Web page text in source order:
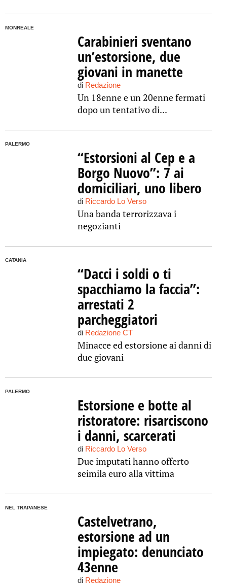
MONREALE
Carabinieri sventano
un’estorsione, due
giovani in manette
di Redazione
Un 18enne e un 20enne fermati
dopo un tentativo di...
PALERMO
“Estorsioni al Cep e a
Borgo Nuovo”: 7 ai
domiciliari, uno libero
di Riccardo Lo Verso
Una banda terrorizzava i
negozianti
CATANIA
“Dacci i soldi o ti
spacchiamo la faccia”:
arrestati 2
parcheggiatori
di Redazione CT
Minacce ed estorsione ai danni di
due giovani
PALERMO
Estorsione e botte al
ristoratore: risarciscono
i danni, scarcerati
di Riccardo Lo Verso
Due imputati hanno offerto
seimila euro alla vittima
NEL TRAPANESE
Castelvetrano,
estorsione ad un
impiegato: denunciato
43enne
di Redazione